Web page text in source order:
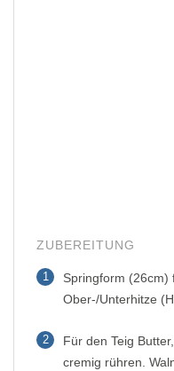
ZUBEREITUNG
1
Springform (26cm)
Ober-/Unterhitze
2
Für den Teig
cremig rühren.